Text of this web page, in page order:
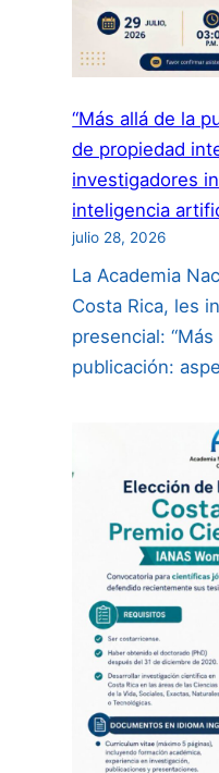
“Más allá de la
de propiedad
investigadores
inteligencia
julio 28, 2026
La Academia
Costa Rica, les
presencial:
publicación: